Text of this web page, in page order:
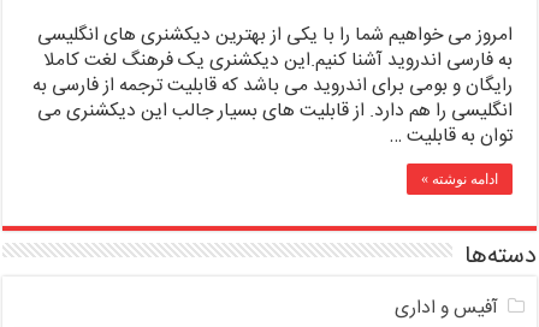
امروز می خواهیم شما را با یکی از بهترین دیکشنری های انگلیسی
به فارسی اندروید آشنا کنیم.این دیکشنری یک فرهنگ لغت کاملا
رایگان و بومی برای اندروید می باشد که قابلیت ترجمه از فارسی به
انگلیسی را هم دارد. از قابلیت های بسیار جالب این دیکشنری می
توان به قابلیت …
ادامه نوشته »
دسته‌ها
آفیس و اداری